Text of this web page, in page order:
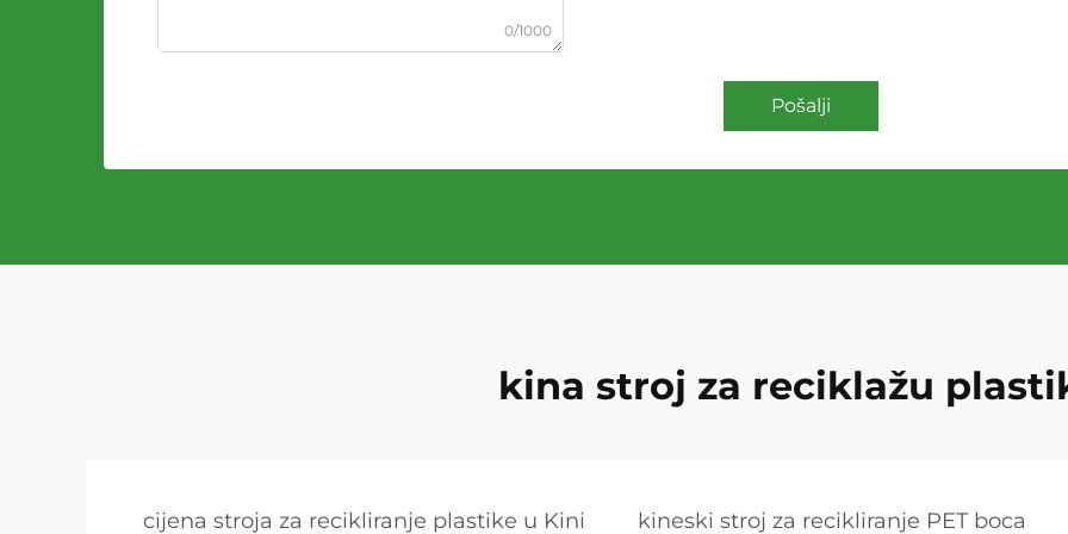
0/1000
Pošalji
kina stroj za reciklažu
cijena stroja za recikliranje plastike u Kini kineski stroj za recikliranje PET boca